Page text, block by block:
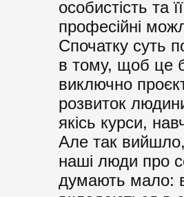
особистість та її
професійні
Спочатку суть
в тому, щоб це
виключно
розвиток
якісь курси,
Але так
наші люди про
думають мало: